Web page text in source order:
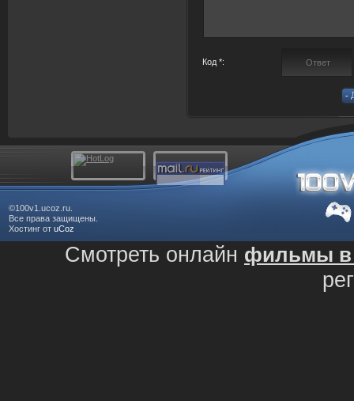
Код *:
©100v1.ucoz.ru.
Все права защищены.
Хостинг от uCoz
Смотреть онлайн фильмы в